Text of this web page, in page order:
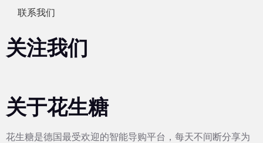
联系我们
关注我们
关于花生糖
花生糖是德国最受欢迎的智能导购平台，每天不间断分享为